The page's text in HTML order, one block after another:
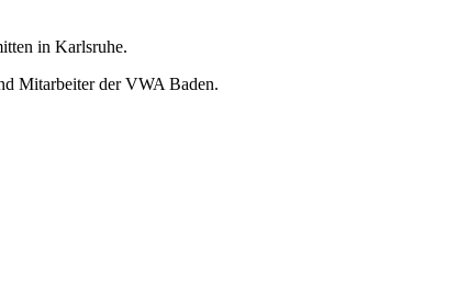
in Karlsruhe.
Mitarbeiter der VWA Baden.